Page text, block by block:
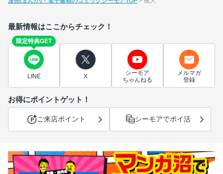
最新情報はここからチェック！
限定特典GET
LINE X
シーモア
ちゃんねる
メルマガ
登録
お得にポイントゲット！
ご来店ポイント シーモアでポイ活